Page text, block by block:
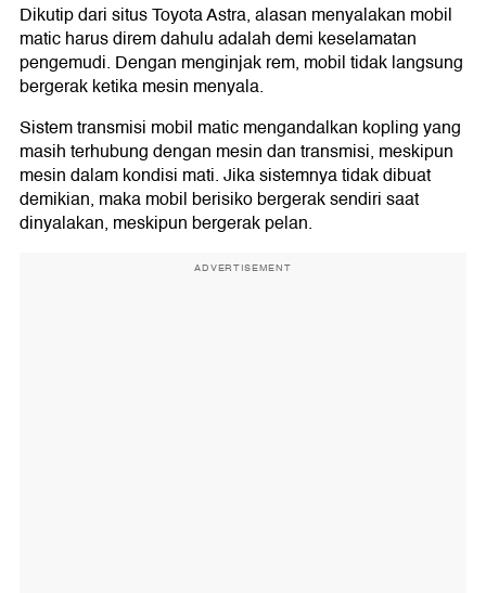
Dikutip dari situs Toyota Astra, alasan menyalakan mobil
matic harus direm dahulu adalah demi keselamatan
pengemudi. Dengan menginjak rem, mobil tidak langsung
bergerak ketika mesin menyala.
Sistem transmisi mobil matic mengandalkan kopling yang
masih terhubung dengan mesin dan transmisi, meskipun
mesin dalam kondisi mati. Jika sistemnya tidak dibuat
demikian, maka mobil berisiko bergerak sendiri saat
dinyalakan, meskipun bergerak pelan.
ADVERTISEMENT